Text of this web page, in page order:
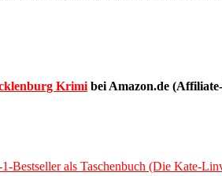
Krimi bei Amazon.de
als Taschenbuch (Die Kate-